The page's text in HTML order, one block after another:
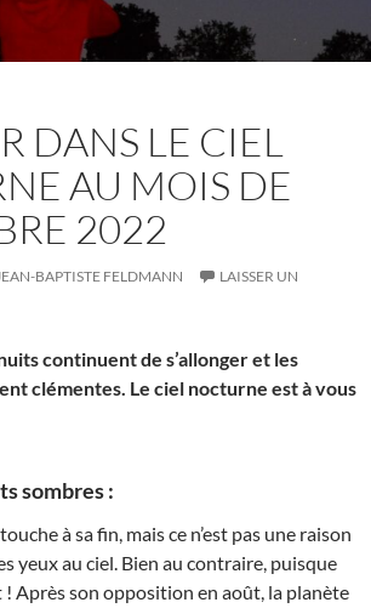
DANS LE CIEL
AU MOIS DE
2022
BAPTISTE FELDMANN
LAISSER UN
continuent de s’allonger et les
clémentes. Le ciel nocturne est à vous
sombres :
à sa fin, mais ce n’est pas une raison
yeux au ciel. Bien au contraire, puisque
! Après son opposition en août, la planète